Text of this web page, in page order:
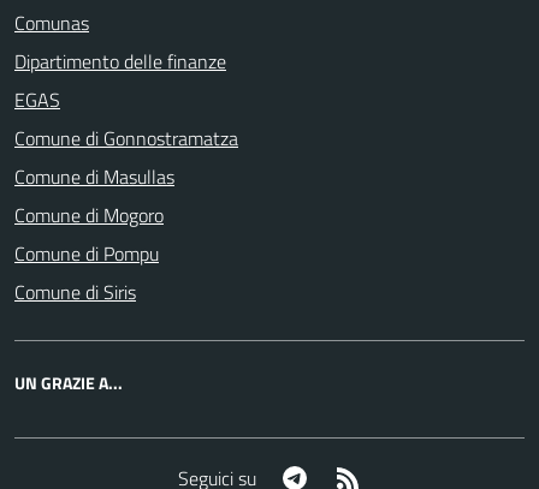
Comunas
Dipartimento delle finanze
EGAS
Comune di Gonnostramatza
Comune di Masullas
Comune di Mogoro
Comune di Pompu
Comune di Siris
UN GRAZIE A...
Seguici su Telegram